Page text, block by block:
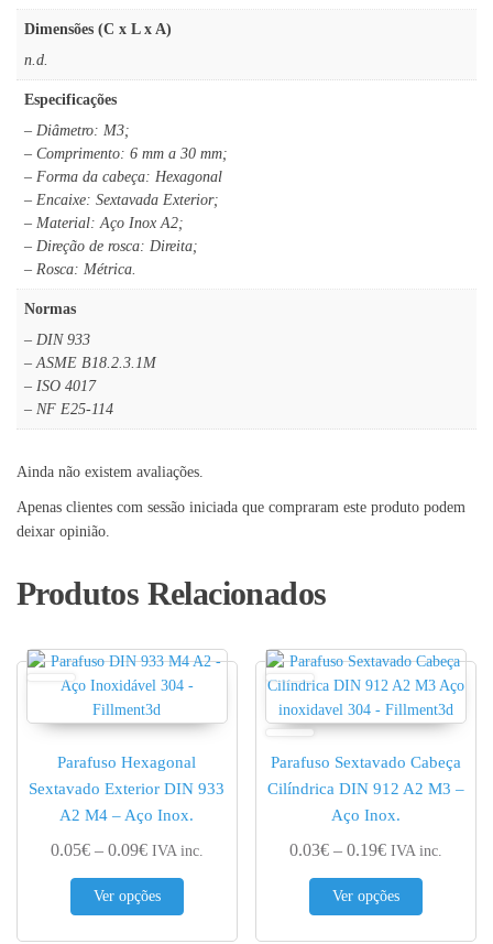
Dimensões (C x L x A)
n.d.
Especificações
– Diâmetro: M3;
– Comprimento: 6 mm a 30 mm;
– Forma da cabeça: Hexagonal
– Encaixe: Sextavada Exterior;
– Material: Aço Inox A2;
– Direção de rosca: Direita;
– Rosca: Métrica.
Normas
– DIN 933
– ASME B18.2.3.1M
– ISO 4017
– NF E25-114
Ainda não existem avaliações.
Apenas clientes com sessão iniciada que compraram este produto podem
deixar opinião.
Produtos Relacionados
Parafuso Hexagonal
Sextavado Exterior DIN 933
A2 M4 – Aço Inox.
0.05€ – 0.09€Price range: 0.05€ through 0.09€
IVA inc.
Ver opções
This product has multiple variants. The options
Parafuso Sextavado Cabeça
Cilíndrica DIN 912 A2 M3 –
Aço Inox.
0.03€ – 0.19€Price range:
IVA inc.
Ver opções
This